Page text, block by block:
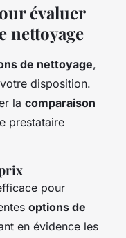
évaluer
nettoyage
de nettoyage,
disposition.
la comparaison
prestataire
pour
options de
en évidence les